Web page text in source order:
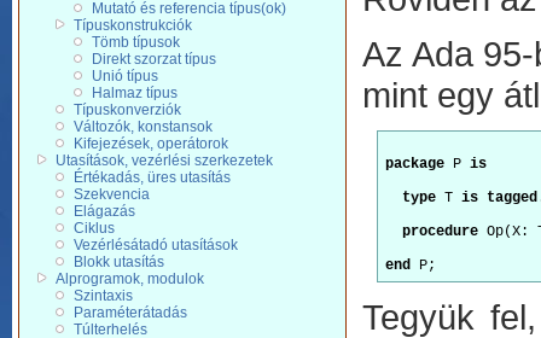
Mutató és referencia típus(ok)
Típuskonstrukciók
Tömb típusok
Direkt szorzat típus
Unió típus
Halmaz típus
Típuskonverziók
Változók, konstansok
Kifejezések, operátorok
Utasítások, vezérlési szerkezetek
Értékadás, üres utasítás
Szekvencia
Elágazás
Ciklus
Vezérlésátadó utasítások
Blokk utasítás
Alprogramok, modulok
Szintaxis
Paraméterátadás
Túlterhelés
Az Ada
mint egy
package P is
type T is tagged
procedure
end
Tegyük